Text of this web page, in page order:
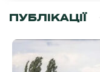
ПУБЛІКАЦІЇ